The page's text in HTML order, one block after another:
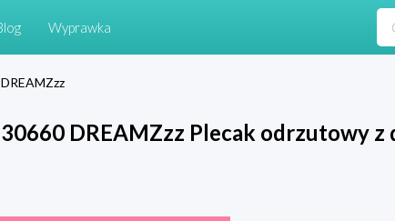
Wyprawka
30660 DREAMZzz Plecak odrzutowy z